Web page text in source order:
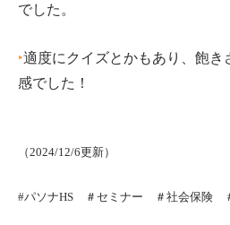
でした。
‣適度にクイズとかもあり、飽き
感でした！
（2024/12/6更新）
#パソナHS ＃セミナー ＃社会保険